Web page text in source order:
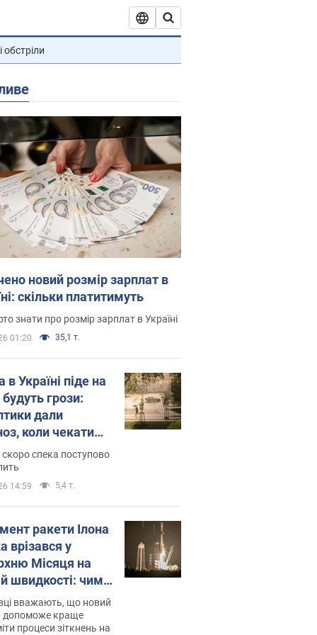
обстріли
новий розмір зарплат в
скільки платитимуть
знати про розмір зарплат в Україні
01:20 35,1 т.
в Україні піде на
грози:
дали
коли чекати
погоди
скоро спека поступово
14:59 5,4 т.
ракети Ілона
врізався у
Місяця на
швидкості: чим
вважають, що новий
допоможе краще
процеси зіткнень на